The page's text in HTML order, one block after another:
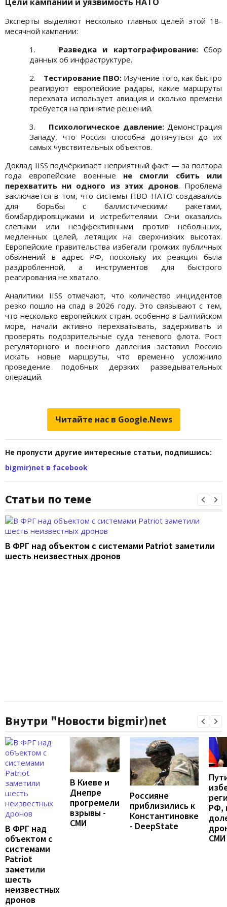
Эксперты выделяют несколько главных целей этой 18-
месячной кампании:
1. Разведка и картографирование:Сбор
данных об инфраструктуре.
2. Тестирование ПВО: Изучение того, как быстро
реагируют европейские радары, какие маршруты
перехвата использует авиация и сколько времени
требуется на принятие решений.
3. Психологическое давление:Демонстрация
Западу, что Россия способна дотянуться до их
самых чувствительных объектов.
Доклад IISS подчёркивает неприятный факт — за полтора
года европейские военные не смогли сбить или
перехватить ни одного из этих дронов. Проблема
заключается в том, что системы ПВО НАТО создавались
для борьбы с баллистическими ракетами,
бомбардировщиками и истребителями. Они оказались
слепыми или неэффективными против небольших,
медленных целей, летящих на сверхнизких высотах.
Европейские правительства избегали громких публичных
обвинений в адрес РФ, поскольку их реакция была
раздробленной, а инструментов для быстрого
реагирования не хватало.
Аналитики IISS отмечают, что количество инцидентов
резко пошло на спад в 2026 году. Это связывают с тем,
что несколько европейских стран, особенно в Балтийском
море, начали активно перехватывать, задерживать и
проверять подозрительные суда теневого флота. Рост
регуляторного и военного давления заставил Россию
искать новые маршруты, что временно усложнило
проведение подобных дерзких разведывательных
операций.
Читайте нас в Google.News
Не пропусти другие интересные статьи, подпишись:
bigmir)net в facebook
Статьи по теме
В ФРГ над объектом с системами Patriot заметили
шесть неизвестных дронов
Внутри "Новости bigmir)net
В ФРГ над
объектом с
системами
Patriot
заметили
шесть
неизвестных
дронов
В Киеве и
Днепре
прогремели
взрывы -
СМИ
Россияне
приблизились к
Константиновке
- DeepState
РФ,
СМИ